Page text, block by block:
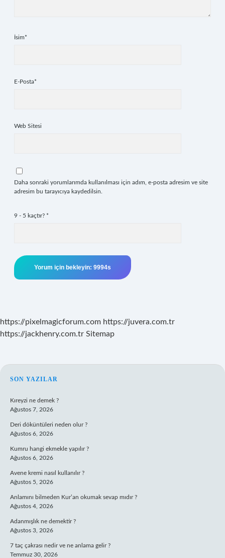
İsim*
E-Posta*
Web Sitesi
Daha sonraki yorumlarımda kullanılması için adım, e-posta adresim ve site
adresim bu tarayıcıya kaydedilsin.
9 - 5 kaçtır? *
https://pixelmagicforum.com https://juvera.com.tr
https://jackhenry.com.tr Sitemap
SIDEBAR
SON YAZILAR
Kıreyzi ne demek ?
Ağustos 7, 2026
Deri döküntüleri neden olur ?
Ağustos 6, 2026
Kumru hangi ekmekle yapılır ?
Ağustos 6, 2026
Avene kremi nasıl kullanılır ?
Ağustos 5, 2026
Anlamını bilmeden Kur’an okumak sevap mıdır ?
Ağustos 4, 2026
Adanmışlık ne demektir ?
Ağustos 3, 2026
7 taç çakrası nedir ve ne anlama gelir ?
Temmuz 30, 2026